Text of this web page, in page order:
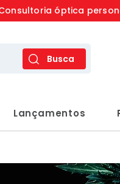
óptica
Busca
Lançamentos